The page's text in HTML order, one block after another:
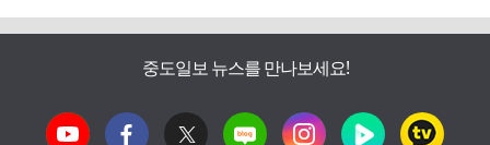
중도일보 뉴스를 만나보세요!